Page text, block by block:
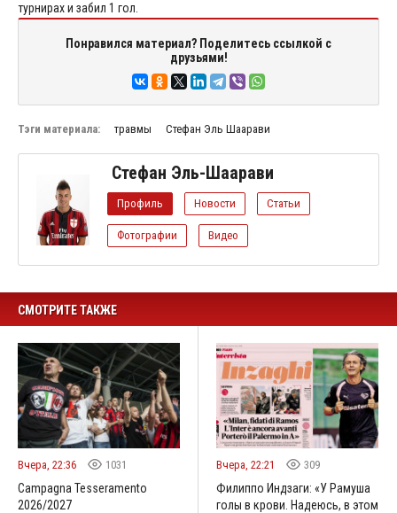
турнирах и забил 1 гол.
Понравился материал? Поделитесь ссылкой с
друзьями!
Тэги материала: травмы Стефан Эль Шаарави
Стефан Эль-Шаарави
Профиль Новости Статьи
Фотографии Видео
СМОТРИТЕ ТАКЖЕ
Вчера, 22:36 1031
Campagna Tesseramento
2026/2027
Вчера, 22:21 309
Филиппо Индзаги: «У Рамуша
голы в крови. Надеюсь, в этом